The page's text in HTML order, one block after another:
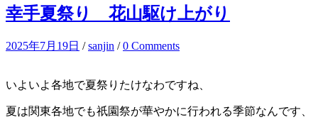
幸手夏祭り 花山駆け上がり
2025年7月19日 /sanjin /0 Comments
いよいよ各地で夏祭りたけなわですね、
夏は関東各地でも祇園祭が華やかに行われる季節なんです、